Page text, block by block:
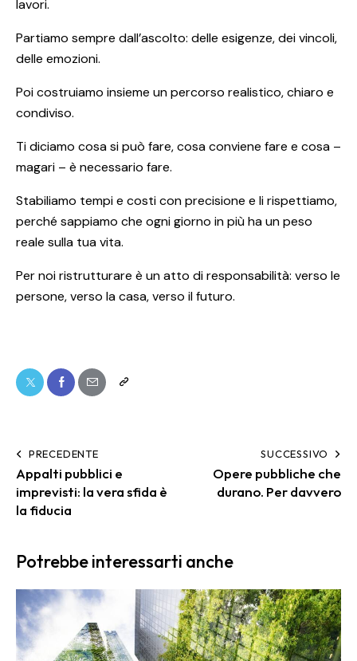
lavori.
Partiamo sempre dall’ascolto: delle esigenze, dei vincoli,
delle emozioni.
Poi costruiamo insieme un percorso realistico, chiaro e
condiviso.
Ti diciamo cosa si può fare, cosa conviene fare e cosa –
magari – è necessario fare.
Stabiliamo tempi e costi con precisione e li rispettiamo,
perché sappiamo che ogni giorno in più ha un peso
reale sulla tua vita.
Per noi ristrutturare è un atto di responsabilità: verso le
persone, verso la casa, verso il futuro.
PRECEDENTE
Appalti pubblici e
imprevisti: la vera sfida è
la fiducia
SUCCESSIVO
Opere pubbliche che
durano. Per davvero
Potrebbe interessarti anche